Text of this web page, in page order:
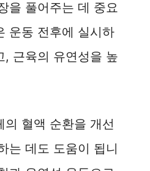
을 풀어주는 데 중요
운동 전후에 실시하
, 근육의 유연성을 높
의 혈액 순환을 개선
는 데도 도움이 됩니